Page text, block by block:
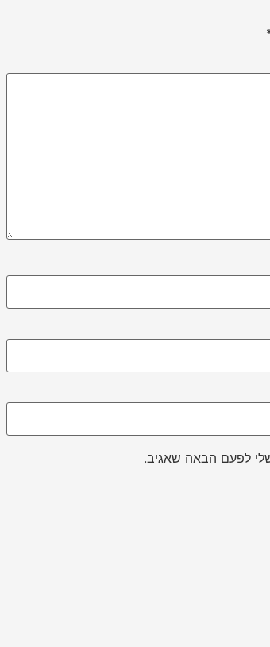
לפעם הבאה שאגיב.